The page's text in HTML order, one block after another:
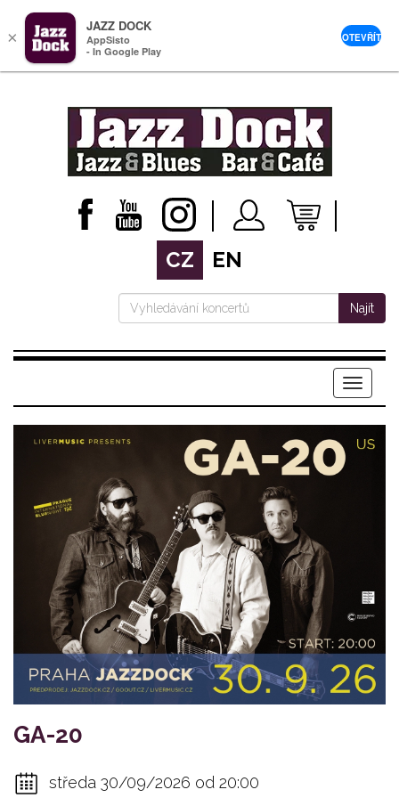
CZ EN
Najít
Menu
GA-20
středa 30/09/2026 od 20:00
×
JAZZ DOCK
AppSisto
- In Google Play
OTEVŘÍT